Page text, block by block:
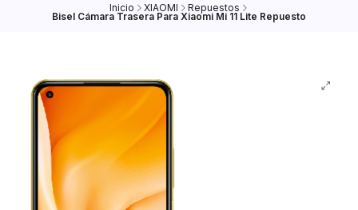
Inicio XIAOMI Repuestos
Bisel Cámara Trasera Para Xiaomi Mi 11 Lite Repuesto